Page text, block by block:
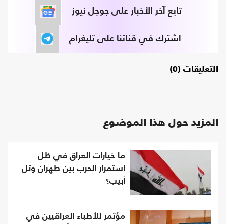
تابع آخر الأخبار على جوجل نيوز
اشترك في قناتنا على تليغرام
التعليقات (0)
المزيد حول هذا الموضوع
ما خيارات العراق في ظل
استمرار الحرب بين طهران وتل
أبيب؟
مؤتمر للأطباء العراقيين في